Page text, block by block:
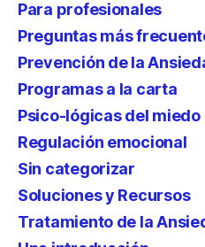
Para profesionales
Preguntas más
Prevención de la
Programas a la carta
Psico-lógicas del miedo
Regulación emocional
Sin categorizar
Soluciones y Recursos
Tratamiento de la